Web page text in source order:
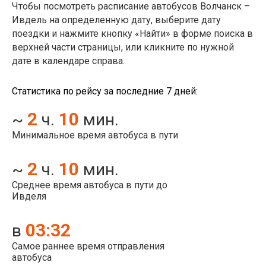
Чтобы посмотреть расписание автобусов Волчанск –
Ивдель на определенную дату, выберите дату
поездки и нажмите кнопку «Найти» в форме поиска в
верхней части страницы, или кликните по нужной
дате в календаре справа.
Статистика по рейсу за последние 7 дней:
~ 2 ч. 10 мин.
Минимальное время автобуса в пути
~ 2 ч. 10 мин.
Среднее время автобуса в пути до
Ивделя
в 03:32
Самое раннее время отправления
автобуса